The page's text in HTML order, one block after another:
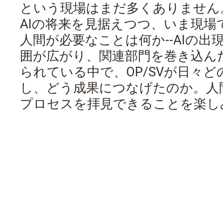
という現場はまだ多くありませ
AIの将来を見据えつつ、いま現
人間が必要なことは何か--AIの出
囲が広がり、関連部門を巻き込
られている中で、OP/SVが日々
し、どう成果につなげたのか。
プロセスを拝見できることを楽